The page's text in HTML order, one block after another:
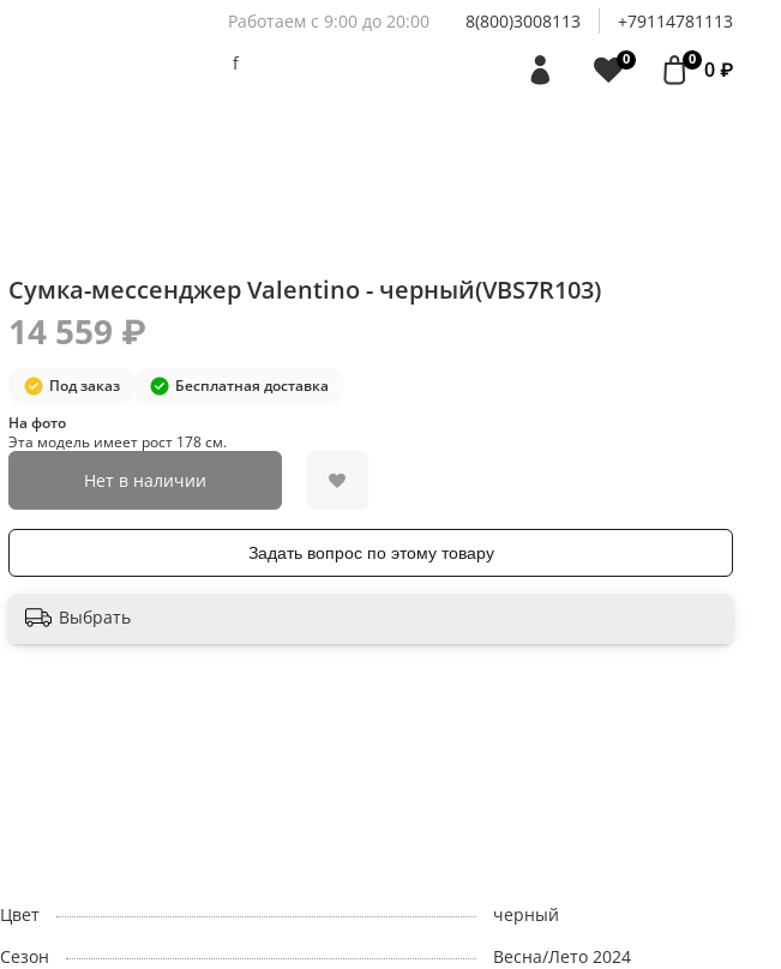
Работаем с 9:00 до 20:00 8(800)3008113
+79114781113
f
0 0 0 ₽
Сумка-мессенджер Valentino - черный(VBS7R103)
Под заказ Бесплатная доставка
14 559 ₽
Нет в наличии
На фото
Эта модель имеет рост 178 см.
Задать вопрос по этому товару
Выбрать
Цвет
черный
Сезон Весна/Лето 2024